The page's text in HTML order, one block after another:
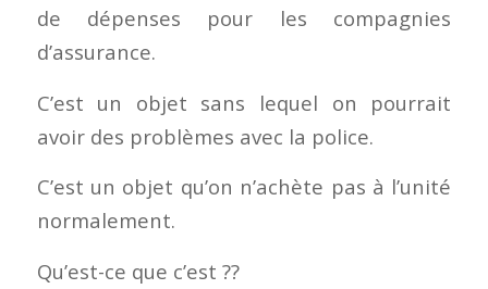
de dépenses pour les compagnies
d’assurance.
C’est un objet sans lequel on pourrait
avoir des problèmes avec la police.
C’est un objet qu’on n’achète pas à l’unité
normalement.
Qu’est-ce que c’est ??